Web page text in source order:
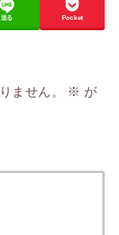
送る Pocket
ません。 ※ が